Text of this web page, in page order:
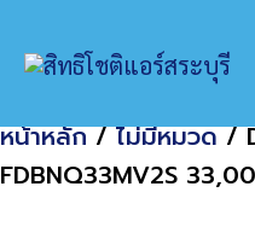
Home
สินค้า
Daikin Duct
หน้าหลัก/ไม่มีหมวด/
FDBNQ33MV2S